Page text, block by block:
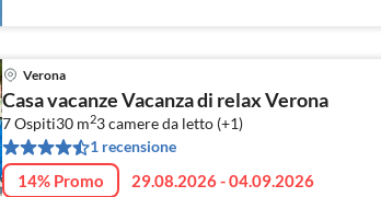
Verona
Casa vacanze Vacanza di relax Verona
7 Ospiti30 m23camere da letto (+1)
1 recensione
14% Promo 29.08.2026 - 04.09.2026